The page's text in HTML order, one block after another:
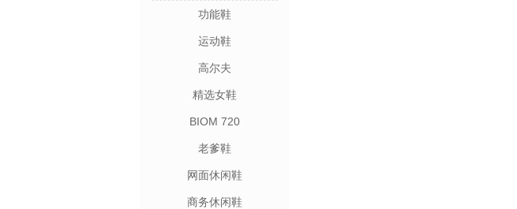
功能鞋
运动鞋
高尔夫
精选女鞋
BIOM 720
老爹鞋
网面休闲鞋
商务休闲鞋